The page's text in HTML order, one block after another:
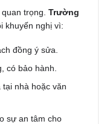
trọng. Trường
khuyến nghị vì:
đồng ý sửa.
có bảo hành.
nhà hoặc văn
sự an tâm cho